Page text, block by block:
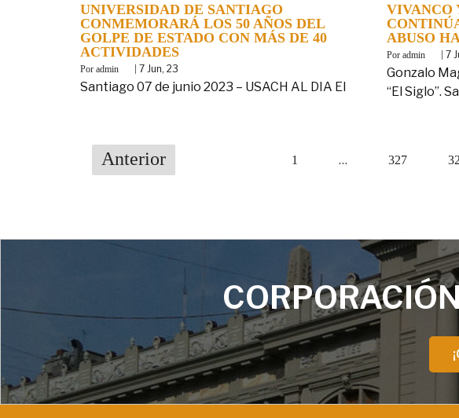
UNIVERSIDAD DE SANTIAGO
CONMEMORARÁ LOS 50 AÑOS DEL
GOLPE DE ESTADO CON MÁS DE 40
ACTIVIDADES
By admin 7 Jun, 23
Santiago 07 de junio 2023 – USACH AL DIA El
VIVANCO
ABUSO
By admin 7
Gonzalo
“El Siglo”.
Anterior 1 … 327